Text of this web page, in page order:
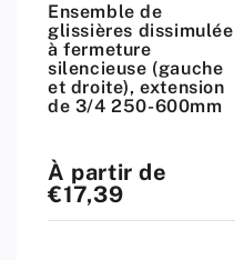
Ensemble de
glissières dissimulée
à fermeture
silencieuse (gauche
et droite), extension
de 3/4 250-600mm
Prix
standard
À partir de
€17,39